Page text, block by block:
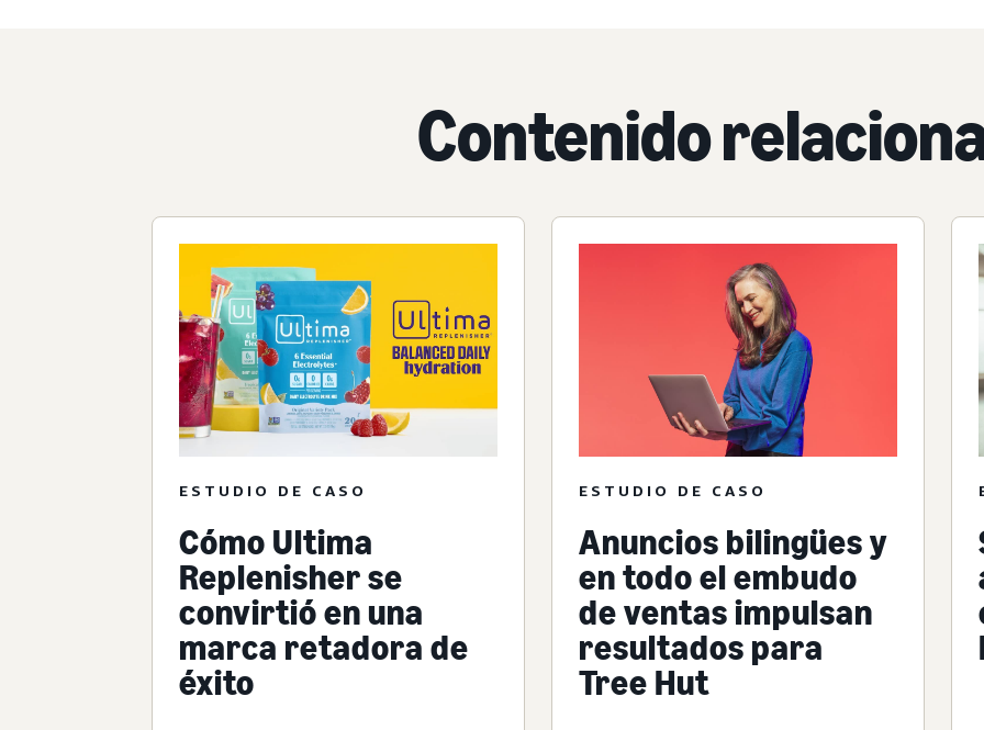
Contenido
ESTUDIO DE CASO
Cómo Ultima
Replenisher se
convirtió en una
marca retadora de
éxito
ESTUDIO DE CASO
Anuncios bilingües y
en todo el embudo
de ventas impulsan
resultados para
Tree Hut